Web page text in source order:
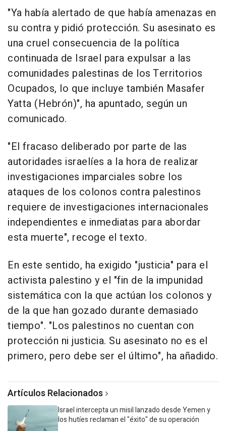
"Ya había alertado de que había amenazas en
su contra y pidió protección. Su asesinato es
una cruel consecuencia de la política
continuada de Israel para expulsar a las
comunidades palestinas de los Territorios
Ocupados, lo que incluye también Masafer
Yatta (Hebrón)", ha apuntado, según un
comunicado.
"El fracaso deliberado por parte de las
autoridades israelíes a la hora de realizar
investigaciones imparciales sobre los
ataques de los colonos contra palestinos
requiere de investigaciones internacionales
independientes e inmediatas para abordar
esta muerte", recoge el texto.
En este sentido, ha exigido "justicia" para el
activista palestino y el "fin de la impunidad
sistemática con la que actúan los colonos y
de la que han gozado durante demasiado
tiempo". "Los palestinos no cuentan con
protección ni justicia. Su asesinato no es el
primero, pero debe ser el último", ha añadido.
Artículos Relacionados
Israel intercepta un misil lanzado desde Yemen y
los hutíes reclaman el "éxito" de su operación